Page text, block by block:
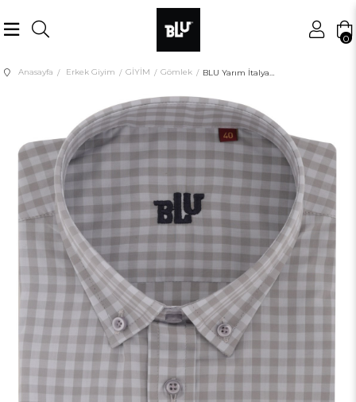
0
Anasayfa Erkek Giyim GİYİM Gömlek